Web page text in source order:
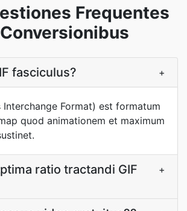
Frequentes
fasciculus? +
Interchange Format) est formatum
quod animationem et maximum
ratio tractandi GIF
+